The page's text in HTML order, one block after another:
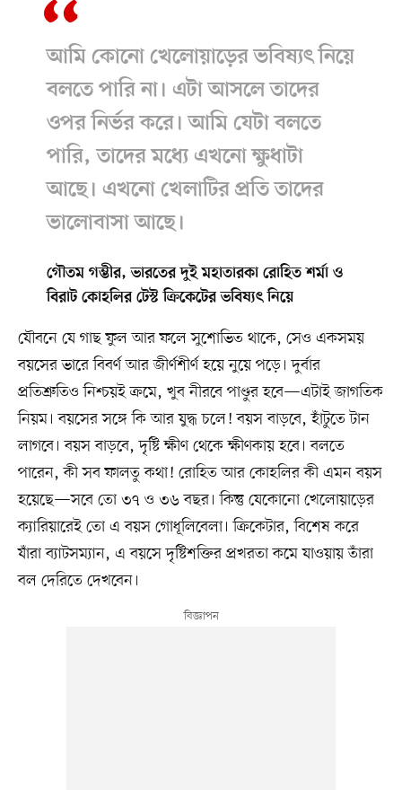
আমি কোনো খেলোয়াড়ের ভবিষ্যৎ নিয়ে
বলতে পারি না। এটা আসলে তাদের
ওপর নির্ভর করে। আমি যেটা বলতে
পারি, তাদের মধ্যে এখনো ক্ষুধাটা
আছে। এখনো খেলাটির প্রতি তাদের
ভালোবাসা আছে।
গৌতম গম্ভীর, ভারতের দুই মহাতারকা রোহিত শর্মা ও
বিরাট কোহলির টেস্ট ক্রিকেটের ভবিষ্যৎ নিয়ে
যৌবনে যে গাছ ফুল আর ফলে সুশোভিত থাকে, সেও একসময়
বয়সের ভারে বিবর্ণ আর জীর্ণশীর্ণ হয়ে নুয়ে পড়ে। দুর্বার
প্রতিশ্রুতিও নিশ্চয়ই ক্রমে, খুব নীরবে পাণ্ডুর হবে—এটাই জাগতিক
নিয়ম। বয়সের সঙ্গে কি আর যুদ্ধ চলে! বয়স বাড়বে, হাঁটুতে টান
লাগবে। বয়স বাড়বে, দৃষ্টি ক্ষীণ থেকে ক্ষীণকায় হবে। বলতে
পারেন, কী সব ফালতু কথা! রোহিত আর কোহলির কী এমন বয়স
হয়েছে—সবে তো ৩৭ ও ৩৬ বছর। কিন্তু যেকোনো খেলোয়াড়ের
ক্যারিয়ারেই তো এ বয়স গোধূলিবেলা। ক্রিকেটার, বিশেষ করে
যাঁরা ব্যাটসম্যান, এ বয়সে দৃষ্টিশক্তির প্রখরতা কমে যাওয়ায় তাঁরা
বল দেরিতে দেখবেন।